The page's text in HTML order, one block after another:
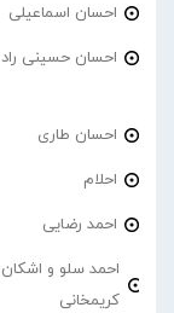
احسان اسماعیلی
احسان حسینی راد
احسان طاری
احلام
احمد‌ رضایی
احمد سلو و اشکان
کریمخانی